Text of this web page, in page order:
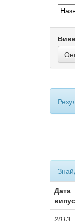
Дата
2013